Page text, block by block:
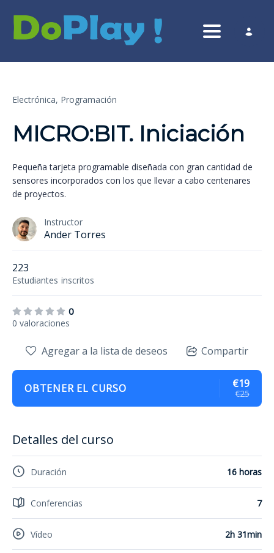
Toggle
Electrónica, Programación
MICRO:BIT. Iniciación
Pequeña tarjeta programable diseñada con gran cantidad de
sensores incorporados con los que llevar a cabo centenares
de proyectos.
Instructor
Ander Torres
223
Estudiantes inscritos
0
0 valoraciones
Agregar a la lista de deseos Compartir
OBTENER EL CURSO €19
€25
Detalles del curso
Duración 16 horas
Conferencias 7
Vídeo 2h 31min